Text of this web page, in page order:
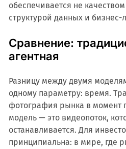
обеспечивается не
структурой данных и бизнес-
Сравнение:
агентная
Разницу между двумя
одному параметру: время.
фотография рынка в момент
модель — это видеопоток,
останавливается. Для
принципиальна: в мире, где